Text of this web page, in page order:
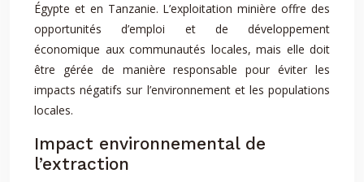
Égypte et en Tanzanie. L’exploitation minière offre des
opportunités d’emploi et de développement
économique aux communautés locales, mais elle doit
être gérée de manière responsable pour éviter les
impacts négatifs sur l’environnement et les populations
locales.
Impact environnemental de
l’extraction